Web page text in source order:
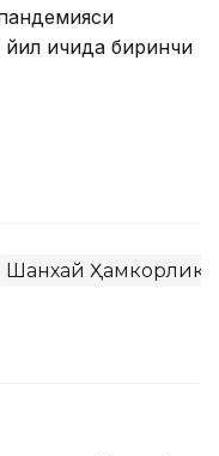
йил ичида биринчи
Шанхай Ҳамкорлик